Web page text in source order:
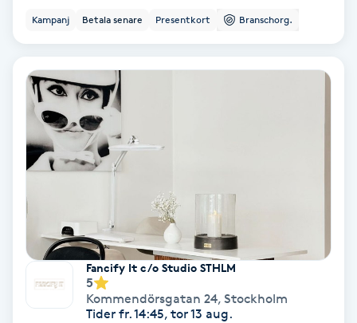
Shiatsu
Singelfransar
Sjukgymnastik
Skalpmassage
Skinbooster
Sklerosering
Skoinlägg
Kampanj Betala senare Presentkort Branschorg.
Fancify It c/o Studio STHLM
5
Kommendörsgatan 24, Stockholm
Tider fr. 14:45, tor 13 aug.